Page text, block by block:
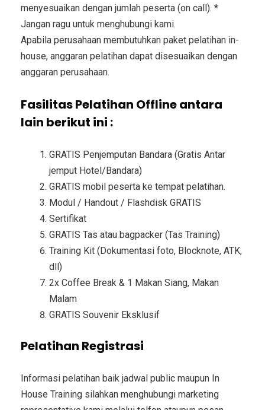
menyesuaikan dengan jumlah peserta (on call). *
Jangan ragu untuk menghubungi kami.
Apabila perusahaan membutuhkan paket pelatihan in-
house, anggaran pelatihan dapat disesuaikan dengan
anggaran perusahaan.
Fasilitas Pelatihan Offline antara
lain berikut ini :
GRATIS Penjemputan Bandara (Gratis Antar
jemput Hotel/Bandara)
GRATIS mobil peserta ke tempat pelatihan.
Modul / Handout / Flashdisk GRATIS
Sertifikat
GRATIS Tas atau bagpacker (Tas Training)
Training Kit (Dokumentasi foto, Blocknote, ATK,
dll)
2x Coffee Break & 1 Makan Siang, Makan
Malam
GRATIS Souvenir Eksklusif
Pelatihan Registrasi
Informasi pelatihan baik jadwal public maupun In
House Training silahkan menghubungi marketing